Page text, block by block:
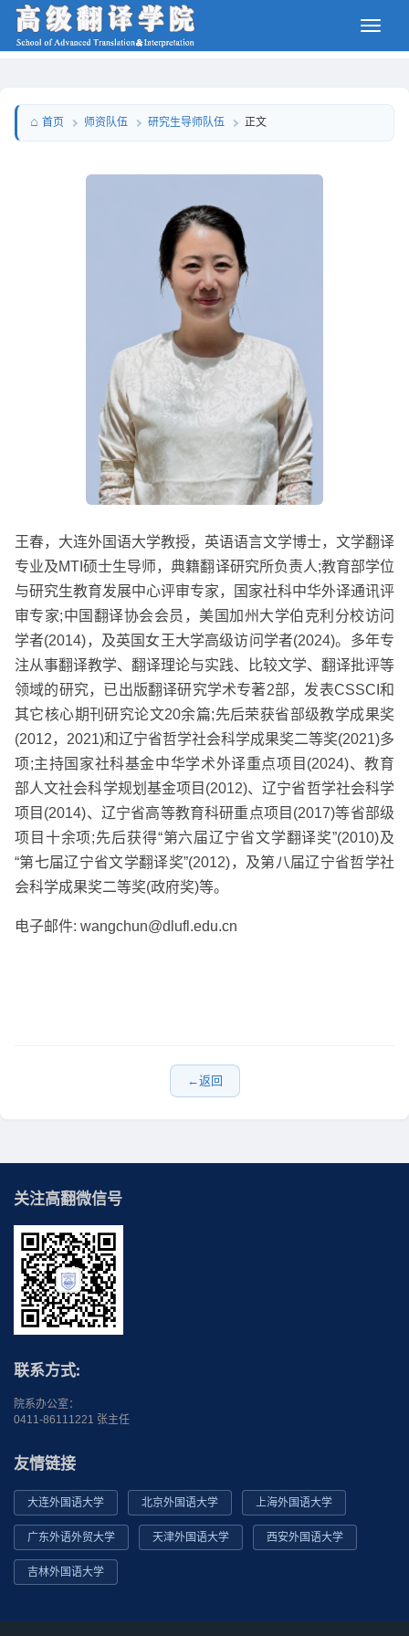
首页 师资队伍 研究生导师队伍 正文
王春，大连外国语大学教授，英语语言文学博士，文学翻译
专业及MTI硕士生导师，典籍翻译研究所负责人;教育部学位
与研究生教育发展中心评审专家，国家社科中华外译通讯评
审专家;中国翻译协会会员，美国加州大学伯克利分校访问
学者(2014)，及英国女王大学高级访问学者(2024)。多年专
注从事翻译教学、翻译理论与实践、比较文学、翻译批评等
领域的研究，已出版翻译研究学术专著2部，发表CSSCI 和
其它核心期刊研究论文20余篇;先后荣获省部级教学成果奖
(2012， 2021)和辽宁省哲学社会科学成果奖二等奖(2021)多
项;主持国家社科基金中华学术外译重点项目 (2024)、教育
部人文社会科学规划基金项目 (2012)、辽宁省哲学社会科学
项目 (2014)、辽宁省高等教育科研重点项目 (2017)等省部级
项目十余项;先后获得“第六届辽宁省文学翻译奖”(2010)及
“第七届辽宁省文学翻译奖”(2012)，及第八届辽宁省哲学社
会科学成果奖二等奖(政府奖)等。
电子邮件: wangchun@dlufl.edu.cn
返回
关注高翻微信号
联系方式:
院系办公室：
0411-86111221 张主任
友情链接
大连外国语大学 北京外国语大学 上海外国语大学
广东外语外贸大学 天津外国语大学 西安外国语大学
吉林外国语大学